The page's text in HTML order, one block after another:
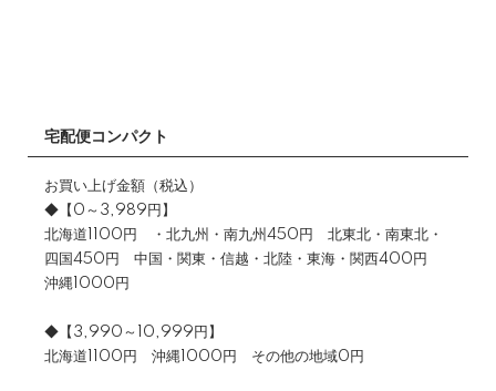
宅配便コンパクト
お買い上げ金額（税込）
◆【0～3,989円】
北海道1100円 ・北九州・南九州450円 北東北・南東北・
四国450円 中国・関東・信越・北陸・東海・関西400円
沖縄1000円
◆【3,990～10,999円】
北海道1100円 沖縄1000円 その他の地域0円